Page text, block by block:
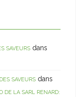
SAVEURS dans
SAVEURS dans
DE LA SARL RENARD: